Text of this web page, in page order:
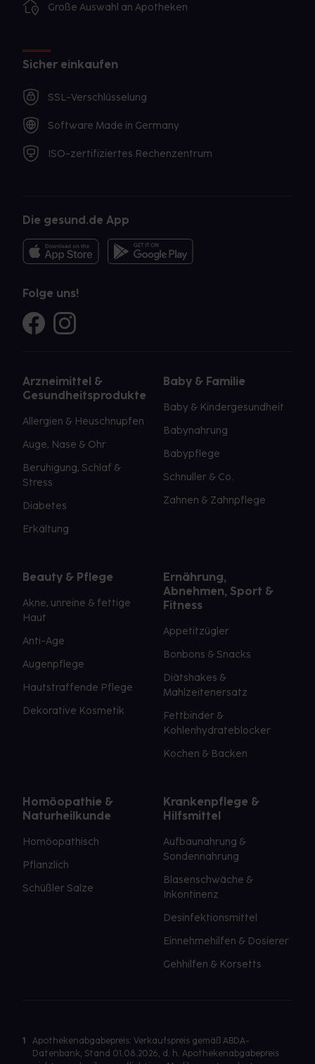
Große Auswahl an Apotheken
Sicher einkaufen
SSL-Verschlüsselung
Software Made in Germany
ISO-zertifiziertes Rechenzentrum
Die gesund.de App
Folge uns!
Arzneimittel &
Gesundheitsprodukte
Allergien & Heuschnupfen
Auge, Nase & Ohr
Beruhigung, Schlaf &
Stress
Diabetes
Erkältung
Baby & Familie
Baby & Kindergesundheit
Babynahrung
Babypflege
Schnuller & Co.
Zahnen & Zahnpflege
Beauty & Pflege
Akne, unreine & fettige
Haut
Anti-Age
Augenpflege
Hautstraffende Pflege
Dekorative Kosmetik
Ernährung,
Abnehmen, Sport &
Fitness
Appetitzügler
Bonbons & Snacks
Diätshakes &
Mahlzeitenersatz
Fettbinder &
Kohlenhydrateblocker
Kochen & Backen
Homöopathie &
Naturheilkunde
Homöopathisch
Pflanzlich
Schüßler Salze
Krankenpflege &
Hilfsmittel
Aufbaunahrung &
Sondennahrung
Blasenschwäche &
Inkontinenz
Desinfektionsmittel
Einnehmehilfen & Dosierer
Gehhilfen & Korsetts
1
Apothekenabgabepreis: Verkaufspreis gemäß ABDA-
Datenbank, Stand 01.08.2026, d. h. Apothekenabgabepreis